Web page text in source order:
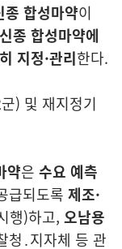
종 합성마약이
신종 합성마약에
지정·관리한다.
) 및 재지정기
약은 수요 예측
급되도록 제조·
행)하고, 오남용
청․지자체 등 관